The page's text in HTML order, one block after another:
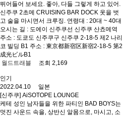
뛰어들어 보세요. 좋아, 다들 그렇게 하고 있어.
신주쿠 2초메 CRUISING BAR DOCK 옷을 벗
고 술을 마시면서 크루징. 연령대 : 20대 ~ 40대
오시는 길 : 도에이 신주쿠선 신주쿠 산쵸메역
주소 : 도쿄도 신주쿠구 신주쿠 2-18-5 제2 나리
코 빌딩 B1 주소 : 東京都新宿区新宿2-18-5 第2
成光ビルB1
월드트래블
조회 2,169
인기
2022.04.10 일본
[신주쿠] AiSOTOPE LOUNGE
케테 성인 남자들을 위한 파티인 BAD BOYS는
멋진 사운드 속을, 상반신 알몸으로, 마시고, 소